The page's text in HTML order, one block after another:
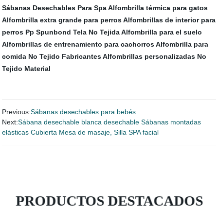
Sábanas Desechables Para Spa Alfombrilla térmica para gatos
Alfombrilla extra grande para perros Alfombrillas de interior para
perros Pp Spunbond Tela No Tejida Alfombrilla para el suelo
Alfombrillas de entrenamiento para cachorros Alfombrilla para
comida No Tejido Fabricantes Alfombrillas personalizadas No
Tejido Material
Previous:Sábanas desechables para bebés
Next:Sábana desechable blanca desechable Sábanas montadas
elásticas Cubierta Mesa de masaje, Silla SPA facial
PRODUCTOS DESTACADOS